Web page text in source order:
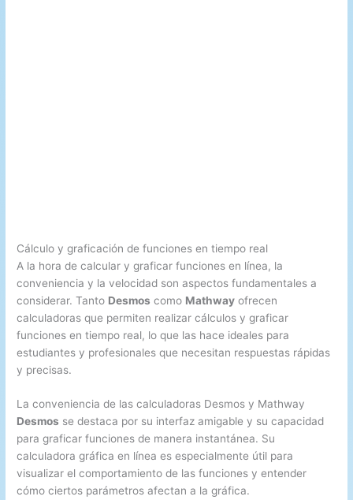
Cálculo y graficación de funciones en tiempo real
A la hora de calcular y graficar funciones en línea, la
conveniencia y la velocidad son aspectos fundamentales a
considerar. Tanto Desmos como Mathway ofrecen
calculadoras que permiten realizar cálculos y graficar
funciones en tiempo real, lo que las hace ideales para
estudiantes y profesionales que necesitan respuestas rápidas
y precisas.
La conveniencia de las calculadoras Desmos y Mathway
Desmos se destaca por su interfaz amigable y su capacidad
para graficar funciones de manera instantánea. Su
calculadora gráfica en línea es especialmente útil para
visualizar el comportamiento de las funciones y entender
cómo ciertos parámetros afectan a la gráfica.